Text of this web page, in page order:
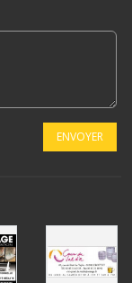
ENVOYER